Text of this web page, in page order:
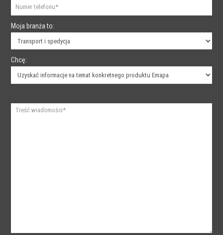
Moja branża to:
Chcę: